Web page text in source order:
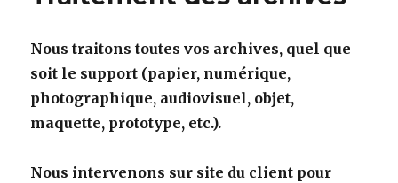
Nous traitons toutes vos archives, quel que
soit le support (papier, numérique,
photographique, audiovisuel, objet,
maquette, prototype, etc.).
Nous intervenons sur site du client pour